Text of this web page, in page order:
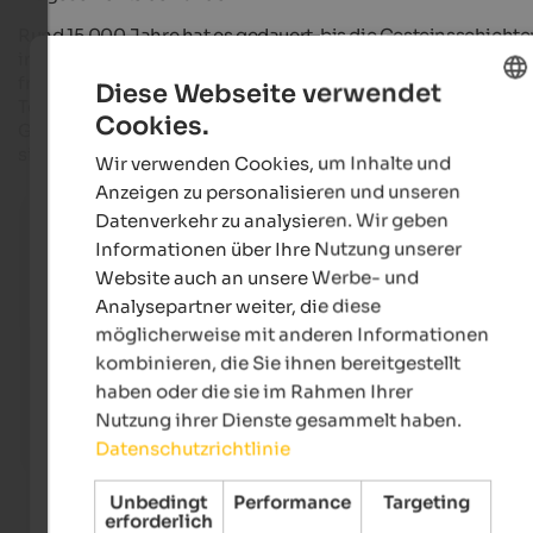
Bletterbach: Reise durch die Erdgeschichte
Eine Wanderung durch die Bletterbachschlucht
spannenden Einblick in den Aufbau der Dolomiten.
Internet Consulting
Rund 15.000 Jahre hat es gedauert, bis die
freigegeben haben. Schicht für Schicht hat der Bletterbach
Tonnen von Gestein abgetragen, sodass unterschiedlichste
Gesteinsarten, aber auch
sichtbar wurden.
GERMAN
Diese Webseite verwendet
Cookies.
Wir verwenden Cookies, um Inhalte und
Anzeigen zu personalisieren und unseren
Datenverkehr zu analysieren. Wir geben
Informationen über Ihre Nutzung unserer
Website auch an unsere Werbe- und
Analysepartner weiter, die diese
möglicherweise mit anderen Informationen
kombinieren, die Sie ihnen bereitgestellt
haben oder die sie im Rahmen Ihrer
Nutzung ihrer Dienste gesammelt haben.
Datenschutzrichtlinie
Unbedingt
erforderlich
Performance Targeting